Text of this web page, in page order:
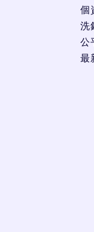
個
洗
公
最